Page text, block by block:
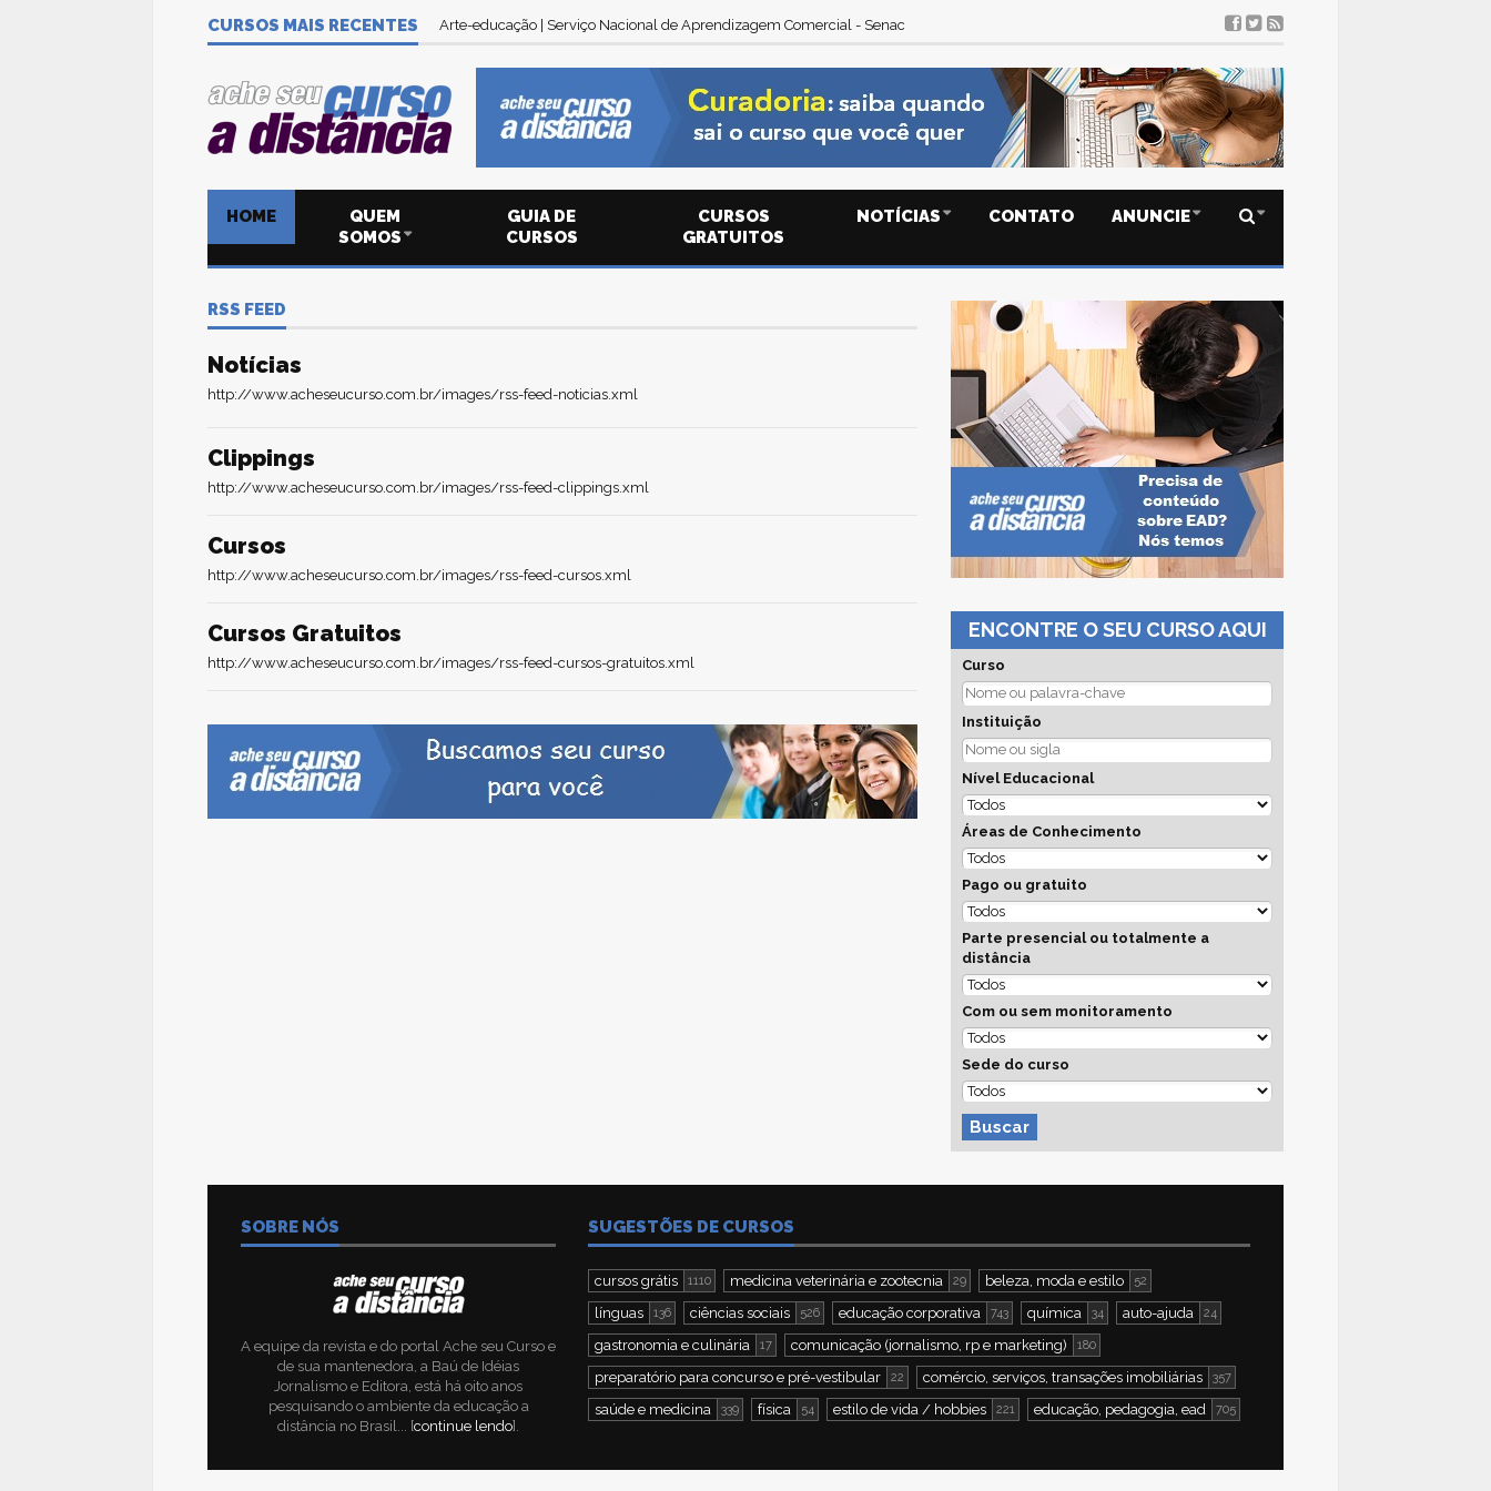
CURSOS MAIS RECENTES Arte-educação | Serviço Nacional de Aprendizagem Comercial - Senac
HOME
QUEM
SOMOS
GUIA DE
CURSOS
CURSOS
GRATUITOS
NOTÍCIAS CONTATO ANUNCIE
RSS FEED
Notícias
http://www.acheseucurso.com.br/images/rss-feed-noticias.xml
Clippings
http://www.acheseucurso.com.br/images/rss-feed-clippings.xml
Cursos
http://www.acheseucurso.com.br/images/rss-feed-cursos.xml
Cursos Gratuitos
http://www.acheseucurso.com.br/images/rss-feed-cursos-gratuitos.xml
ENCONTRE O SEU CURSO AQUI
Curso
Instituição
Nível Educacional
Áreas de Conhecimento
Pago ou gratuito
Parte presencial ou totalmente a
distância
Com ou sem monitoramento
Sede do curso
Buscar
SOBRE NÓS
A equipe da revista e do portal Ache seu Curso e
de sua mantenedora, a Baú de Idéias
Jornalismo e Editora, está há oito anos
pesquisando o ambiente da educação a
distância no Brasil... [continue lendo].
SUGESTÕES DE CURSOS
cursos grátis 1110 medicina veterinária e zootecnia 29 beleza, moda e estilo 52
línguas 136 ciências sociais 526 educação corporativa 743 química 34 auto-ajuda 24
gastronomia e culinária 17 comunicação (jornalismo, rp e marketing) 180
preparatório para concurso e pré-vestibular 22 comércio, serviços, transações imobiliárias 357
saúde e medicina 339 física 54 estilo de vida / hobbies 221 educação, pedagogia, ead 705